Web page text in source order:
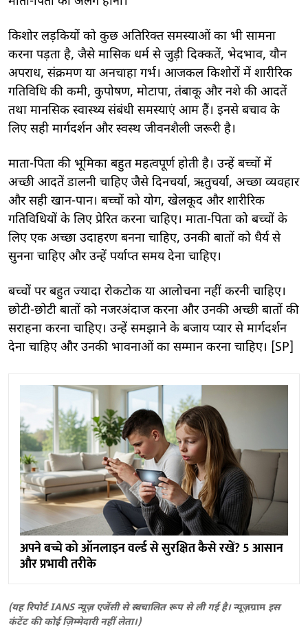
किशोर लड़कियों को कुछ अतिरिक्त समस्याओं का भी सामना
करना पड़ता है, जैसे मासिक धर्म से जुड़ी दिक्कतें, भेदभाव, यौन
अपराध, संक्रमण या अनचाहा गर्भ। आजकल किशोरों में शारीरिक
गतिविधि की कमी, कुपोषण, मोटापा, तंबाकू और नशे की आदतें
तथा मानसिक स्वास्थ्य संबंधी समस्याएं आम हैं। इनसे बचाव के
लिए सही मार्गदर्शन और स्वस्थ जीवनशैली जरूरी है।
माता-पिता की भूमिका बहुत महत्वपूर्ण होती है। उन्हें बच्चों में
अच्छी आदतें डालनी चाहिए जैसे दिनचर्या, ऋतुचर्या, अच्छा व्यवहार
और सही खान-पान। बच्चों को योग, खेलकूद और शारीरिक
गतिविधियों के लिए प्रेरित करना चाहिए। माता-पिता को बच्चों के
लिए एक अच्छा उदाहरण बनना चाहिए, उनकी बातों को धैर्य से
सुनना चाहिए और उन्हें पर्याप्त समय देना चाहिए।
बच्चों पर बहुत ज्यादा रोकटोक या आलोचना नहीं करनी चाहिए।
छोटी-छोटी बातों को नजरअंदाज करना और उनकी अच्छी बातों की
सराहना करना चाहिए। उन्हें समझाने के बजाय प्यार से मार्गदर्शन
देना चाहिए और उनकी भावनाओं का सम्मान करना चाहिए। [SP]
अपने बच्चे को ऑनलाइन वर्ल्ड से सुरक्षित कैसे रखें? 5 आसान
और प्रभावी तरीके
(यह रिपोर्ट IANS न्यूज़ एजेंसी से स्वचालित रूप से ली गई है।न्यूज़ग्राम इस
कंटेंट की कोई ज़िम्मेदारी नहीं लेता।)